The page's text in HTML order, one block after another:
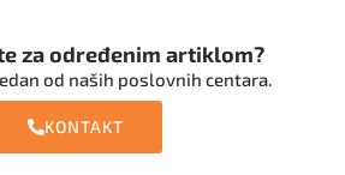
za određenim artiklom?
od naših poslovnih centara.
KONTAKT